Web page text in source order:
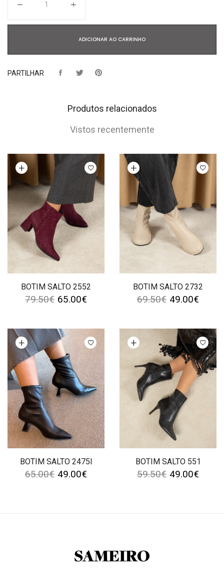
ADICIONAR AO CARRINHO
PARTILHAR
Produtos relacionados
Vistos recentemente
BOTIM SALTO 2552
opções
79.50€ 65.00€
BOTIM SALTO 2732
Ver opções
69.50€ 49.00€
BOTIM SALTO 2475I
opções
65.00€ 49.00€
BOTIM SALTO 551
Ver opções
59.50€ 49.00€